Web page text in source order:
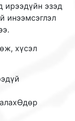
ирээдүйн эзэд
инээмсэглэл
хүсэл